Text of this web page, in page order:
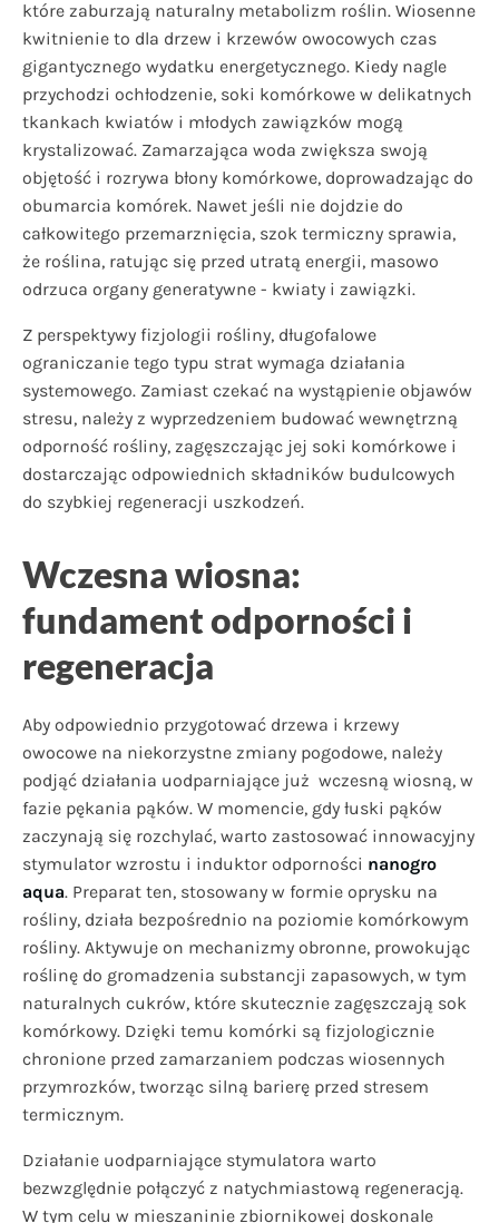
które zaburzają naturalny metabolizm roślin. Wiosenne
kwitnienie to dla drzew i krzewów owocowych czas
gigantycznego wydatku energetycznego. Kiedy nagle
przychodzi ochłodzenie, soki komórkowe w delikatnych
tkankach kwiatów i młodych zawiązków mogą
krystalizować. Zamarzająca woda zwiększa swoją
objętość i rozrywa błony komórkowe, doprowadzając do
obumarcia komórek. Nawet jeśli nie dojdzie do
całkowitego przemarznięcia, szok termiczny sprawia,
że roślina, ratując się przed utratą energii, masowo
odrzuca organy generatywne - kwiaty i zawiązki.
Z perspektywy fizjologii rośliny, długofalowe
ograniczanie tego typu strat wymaga działania
systemowego. Zamiast czekać na wystąpienie objawów
stresu, należy z wyprzedzeniem budować wewnętrzną
odporność rośliny, zagęszczając jej soki komórkowe i
dostarczając odpowiednich składników budulcowych
do szybkiej regeneracji uszkodzeń.
Wczesna wiosna:
fundament odporności i
regeneracja
Aby odpowiednio przygotować drzewa i krzewy
owocowe na niekorzystne zmiany pogodowe, należy
podjąć działania uodparniające już wczesną wiosną, w
fazie pękania pąków. W momencie, gdy łuski pąków
zaczynają się rozchylać, warto zastosować innowacyjny
stymulator wzrostu i induktor odporności nanogro
aqua. Preparat ten, stosowany w formie oprysku na
rośliny, działa bezpośrednio na poziomie komórkowym
rośliny. Aktywuje on mechanizmy obronne, prowokując
roślinę do gromadzenia substancji zapasowych, w tym
naturalnych cukrów, które skutecznie zagęszczają sok
komórkowy. Dzięki temu komórki są fizjologicznie
chronione przed zamarzaniem podczas wiosennych
przymrozków, tworząc silną barierę przed stresem
termicznym.
Działanie uodparniające stymulatora warto
bezwzględnie połączyć z natychmiastową regeneracją.
W tym celu w mieszaninie zbiornikowej doskonale